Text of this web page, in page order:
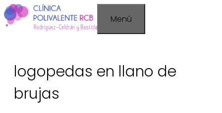
Saltar
al
contenido
Menú
logopedas en llano de
brujas